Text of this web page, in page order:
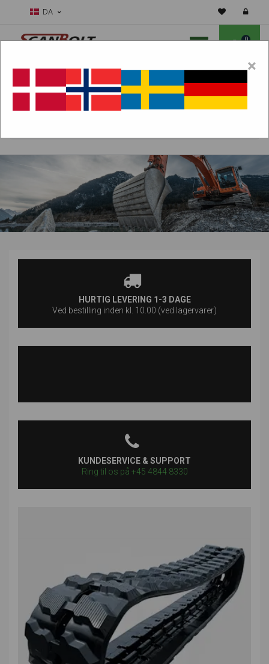
DA
0
HURTIG LEVERING 1-3 DAGE
Ved bestilling inden kl. 10.00 (ved lagervarer)
KUNDESERVICE & SUPPORT
Ring til os på +45 4844 8330
×